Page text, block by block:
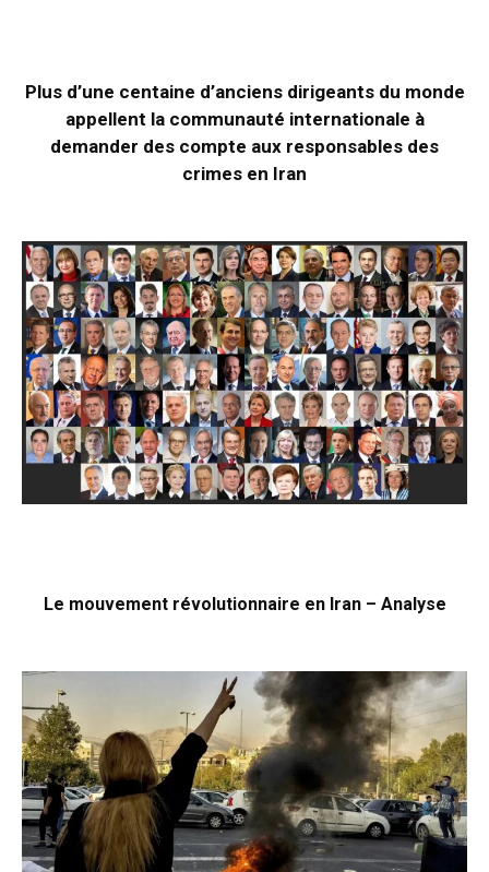
Plus d’une centaine d’anciens dirigeants du monde
appellent la communauté internationale à
demander des compte aux responsables des
crimes en Iran
Le mouvement révolutionnaire en Iran – Analyse